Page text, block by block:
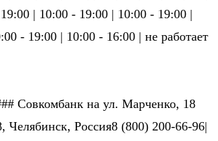
| 10:00 - 19:00 | 10:00 - 19:00 |
- 19:00 | 10:00 - 16:00 | не ра­бо­та­ет
Совкомбанк на ул. Марченко, 18
Челябинск, Россия8 (800) 200-66-96|